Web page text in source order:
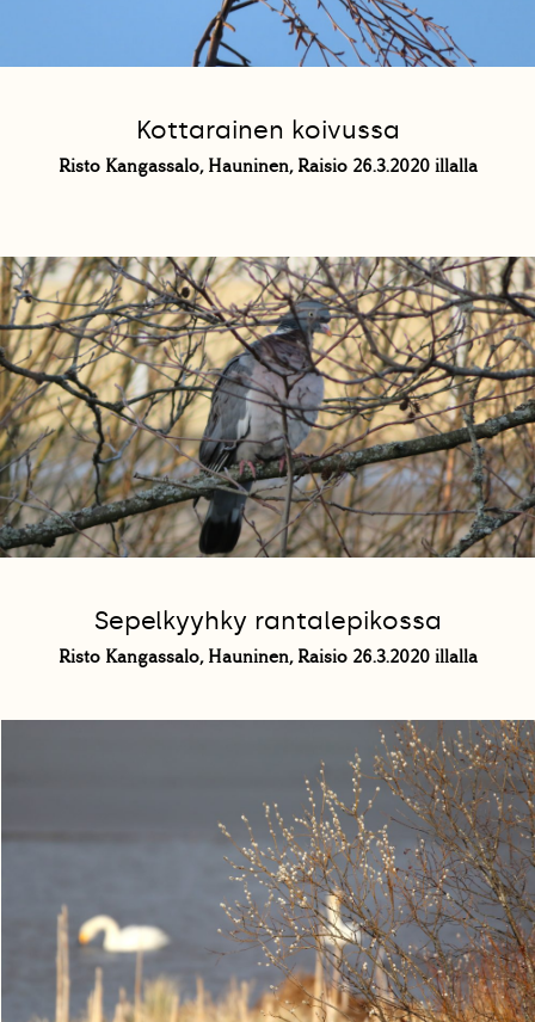
Kottarainen koivussa
Risto Kangassalo, Hauninen, Raisio 26.3.2020 illalla
Sepelkyyhky rantalepikossa
Risto Kangassalo, Hauninen, Raisio 26.3.2020 illalla